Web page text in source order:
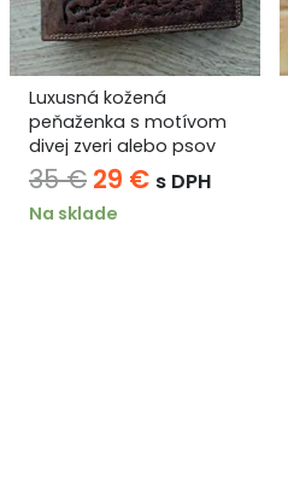
Luxusná kožená
peňaženka s motívom
divej zveri alebo psov
35€ Pôvodná
cena
29 €Aktuálna
s DPH
Na sklade